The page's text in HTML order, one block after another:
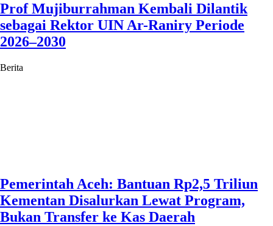
Prof Mujiburrahman Kembali Dilantik
sebagai Rektor UIN Ar-Raniry Periode
2026–2030
Berita
Pemerintah Aceh: Bantuan Rp2,5 Triliun
Kementan Disalurkan Lewat Program,
Bukan Transfer ke Kas Daerah